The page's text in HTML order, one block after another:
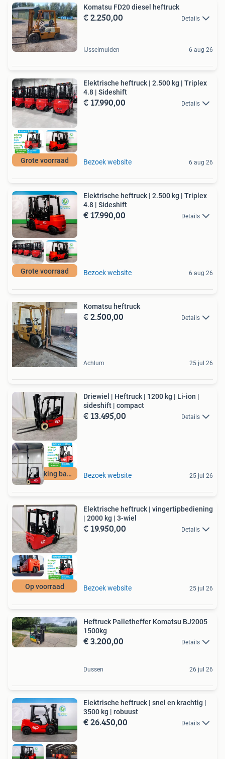
Komatsu FD20 diesel heftruck
€ 2.250,00 Details
IJsselmuiden 6 aug 26
Grote voorraad
Elektrische heftruck | 2.500 kg | Triplex
4.8 | Sideshift
€ 17.990,00 Details
Bezoek website 6 aug 26
Grote voorraad
Elektrische heftruck | 2.500 kg | Triplex
4.8 | Sideshift
€ 17.990,00 Details
Bezoek website 6 aug 26
Komatsu heftruck
€ 2.500,00 Details
Achlum 25 jul 26
Non marking banden
Driewiel | Heftruck | 1200 kg | Li-ion |
sideshift | compact
€ 13.495,00 Details
Bezoek website 25 jul 26
Op voorraad
Elektrische heftruck | vingertipbediening
| 2000 kg | 3-wiel
€ 19.950,00 Details
Bezoek website 25 jul 26
Heftruck Palletheffer Komatsu BJ2005
1500kg
€ 3.200,00 Details
Dussen 26 jul 26
Elektrische heftruck | snel en krachtig |
3500 kg | robuust
€ 26.450,00 Details